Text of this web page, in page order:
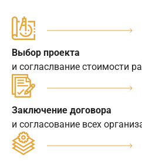
Выбор проекта
и согласлвание стоимости
Заключение договора
и согласование всех